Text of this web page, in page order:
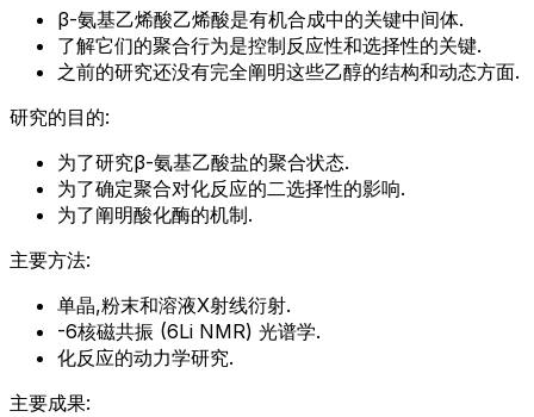
β-氨基乙烯酸乙烯酸是有机合成中的关键中间体.
了解它们的聚合行为是控制反应性和选择性的关键.
之前的研究还没有完全阐明这些乙醇的结构和动态方面.
研究的目的:
为了研究β-氨基乙酸盐的聚合状态.
为了确定聚合对化反应的二选择性的影响.
为了阐明酸化酶的机制.
主要方法:
单晶,粉末和溶液X射线衍射.
-6核磁共振 (6Li NMR) 光谱学.
化反应的动力学研究.
主要成果: